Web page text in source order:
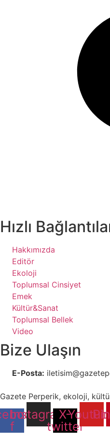
Hızlı
Hakkımızda
Editör
Ekoloji
Toplumsal Cinsiyet
Emek
Kültür&Sanat
Toplumsal Bellek
Video
Bize Ulaşın
E-Posta:
Gazete Perperik, ekoloji,
f
Instagram
X-
twitter